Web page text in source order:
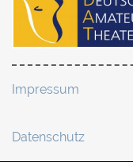
Impressum
Datenschutz